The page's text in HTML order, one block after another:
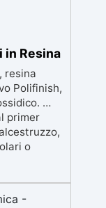
in Resina
resina
Polifinish,
✅
primer
o
Video
passaggi,
Risultati